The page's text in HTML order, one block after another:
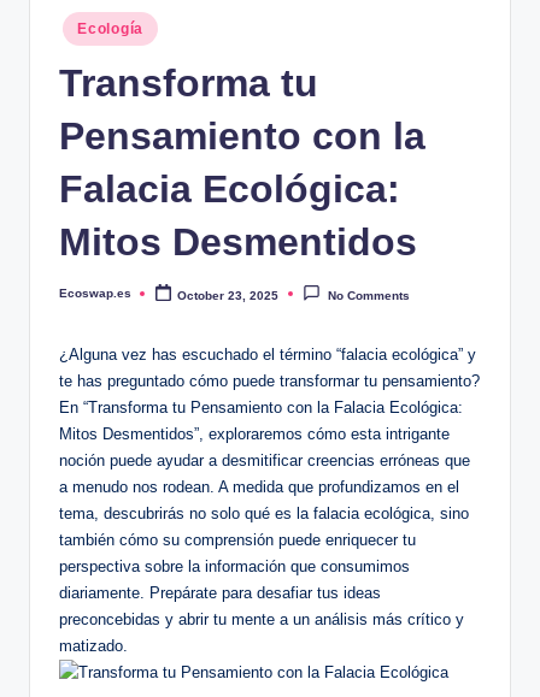
Posted
in
Ecología
Transforma tu
Pensamiento con la
Falacia Ecológica:
Mitos Desmentidos
Posted
Ecoswap.es October 23, 2025 No Comments
¿Alguna vez has escuchado el término “falacia ecológica” y
te has preguntado cómo puede transformar tu pensamiento?
En “Transforma tu Pensamiento con la Falacia Ecológica:
Mitos Desmentidos”, exploraremos cómo esta intrigante
noción puede ayudar a desmitificar creencias erróneas que
a menudo nos rodean. A medida que profundizamos en el
tema, descubrirás no solo qué es la falacia ecológica, sino
también cómo su comprensión puede enriquecer tu
perspectiva sobre la información que consumimos
diariamente. Prepárate para desafiar tus ideas
preconcebidas y abrir tu mente a un análisis más crítico y
matizado.